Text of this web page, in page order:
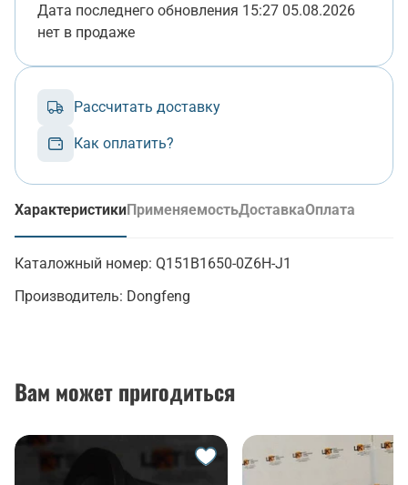
Дата последнего обновления 15:27 05.08.2026
нет в продаже
Рассчитать доставку
Как оплатить?
Характеристики
(активная вкладка)
ПрименяемостьДоставкаОплата
Каталожный номер: Q151B1650-0Z6H-J1
Производитель: Dongfeng
Вам может пригодиться